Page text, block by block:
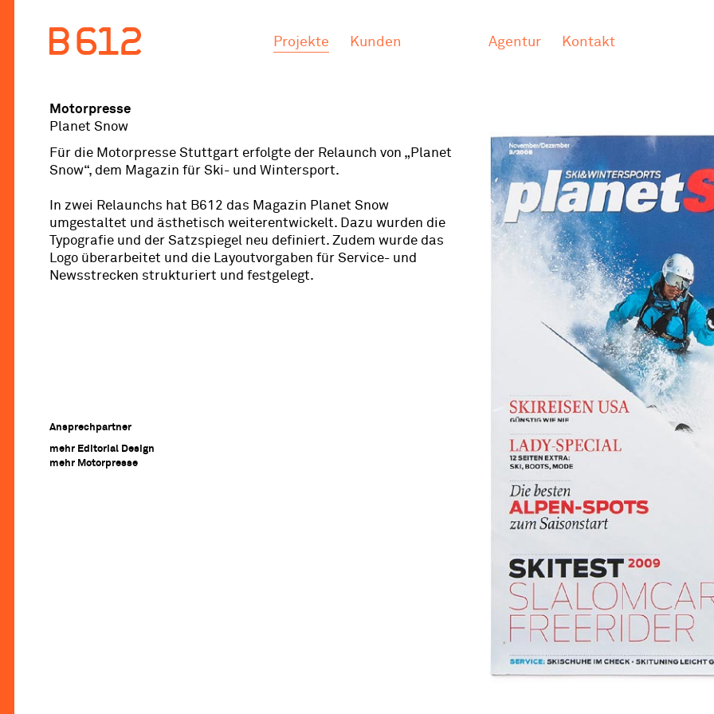
Projekte Kunden Agentur Kontakt
Motorpresse
Planet Snow
Für die Motorpresse Stuttgart erfolgte der Relaunch von „Planet
Snow“, dem Magazin für Ski- und Wintersport.
In zwei Relaunchs hat B612 das Magazin Planet Snow
umgestaltet und ästhetisch weiterentwickelt. Dazu wurden die
Typografie und der Satzspiegel neu definiert. Zudem wurde das
Logo überarbeitet und die Layoutvorgaben für Service- und
Newsstrecken strukturiert und festgelegt.
Ansprechpartner
mehr Editorial Design
mehr Motorpresse